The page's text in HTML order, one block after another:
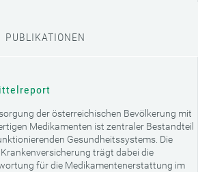
PUBLIKATIONEN
der österreichischen Bevölkerung mit
Medikamenten ist zentraler Bestandteil
Gesundheitssystems. Die
trägt dabei die
für die Medikamentenerstattung im